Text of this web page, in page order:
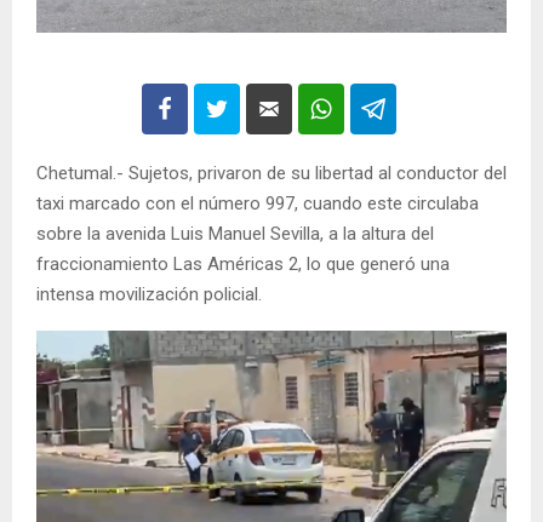
Chetumal.- Sujetos, privaron de su libertad al conductor del
taxi marcado con el número 997, cuando este circulaba
sobre la avenida Luis Manuel Sevilla, a la altura del
fraccionamiento Las Américas 2, lo que generó una
intensa movilización policial.